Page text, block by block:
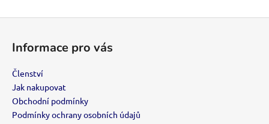
Informace pro vás
Členství
Jak nakupovat
Obchodní podmínky
Podmínky ochrany osobních údajů